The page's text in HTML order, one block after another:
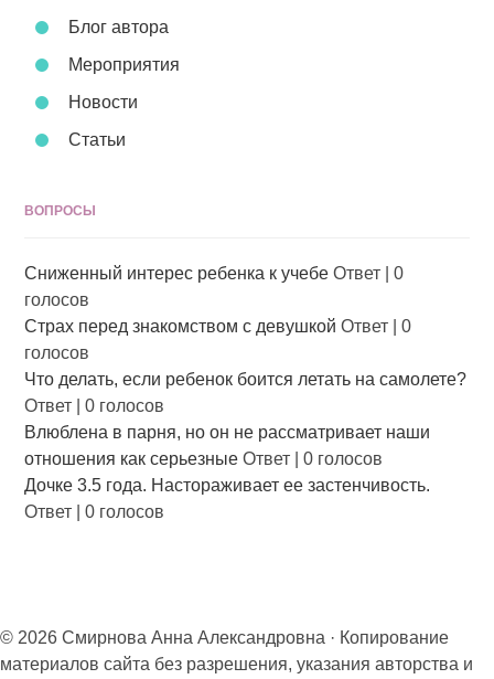
Блог автора
Мероприятия
Новости
Статьи
ВОПРОСЫ
Сниженный интерес ребенка к учебе Ответ |0
голосов
Страх перед знакомством с девушкой Ответ |0
голосов
Что делать, если ребенок боится летать на самолете?
Ответ |0 голосов
Влюблена в парня, но он не рассматривает наши
отношения как серьезные Ответ |0 голосов
Дочке 3.5 года. Настораживает ее застенчивость.
Ответ |0 голосов
© 2026 Смирнова Анна Александровна · Копирование
материалов сайта без разрешения, указания авторства и